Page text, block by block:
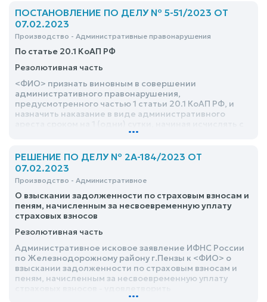
ПОСТАНОВЛЕНИЕ ПО ДЕЛУ № 5-51/2023 ОТ
07.02.2023
Производство - Административные правонарушения
По статье 20.1 КоАП РФ
Резолютивная часть
<ФИО> признать виновным в совершении
административного правонарушения,
предусмотренного частью 1 статьи 20.1 КоАП РФ, и
назначить наказание в виде административного
...
РЕШЕНИЕ ПО ДЕЛУ № 2А-184/2023 ОТ
07.02.2023
Производство - Административное
О взыскании задолженности по страховым взносам и
пеням, начисленным за несвоевременную уплату
страховых взносов
Резолютивная часть
Административное исковое заявление ИФНС России
по Железнодорожному району г.Пензы к <ФИО> о
взыскании задолженности по страховым взносам и
пеням, начисленным за несвоевременную уплату
...